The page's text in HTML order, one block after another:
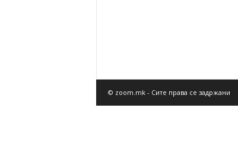
© zoom.mk - Сите права се задржани